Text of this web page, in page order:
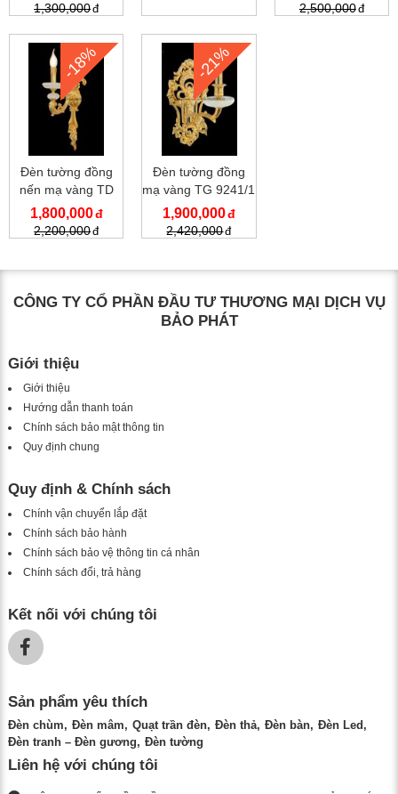
1,300,000 2,500,000
-18%
Đèn tường đồng
nến mạ vàng TD
9294/1
1,800,000
2,200,000
-21%
Đèn tường đồng
mạ vàng TG 9241/1
1,900,000
2,420,000
CÔNG TY CỔ PHẦN ĐẦU TƯ THƯƠNG MẠI DỊCH VỤ
BẢO PHÁT
Giới thiệu
Giới thiệu
Hướng dẫn thanh toán
Chính sách bảo mật thông tin
Quy định chung
Quy định & Chính sách
Chính vận chuyển lắp đặt
Chính sách bảo hành
Chính sách bảo vệ thông tin cá nhân
Chính sách đổi, trả hàng
Kết nối với chúng tôi
Sản phẩm yêu thích
Đèn chùm Đèn mâm Quạt trần đèn Đèn thả Đèn bàn
Đèn Led
Đèn tranh – Đèn gương
Đèn tường
Liên hệ với chúng tôi